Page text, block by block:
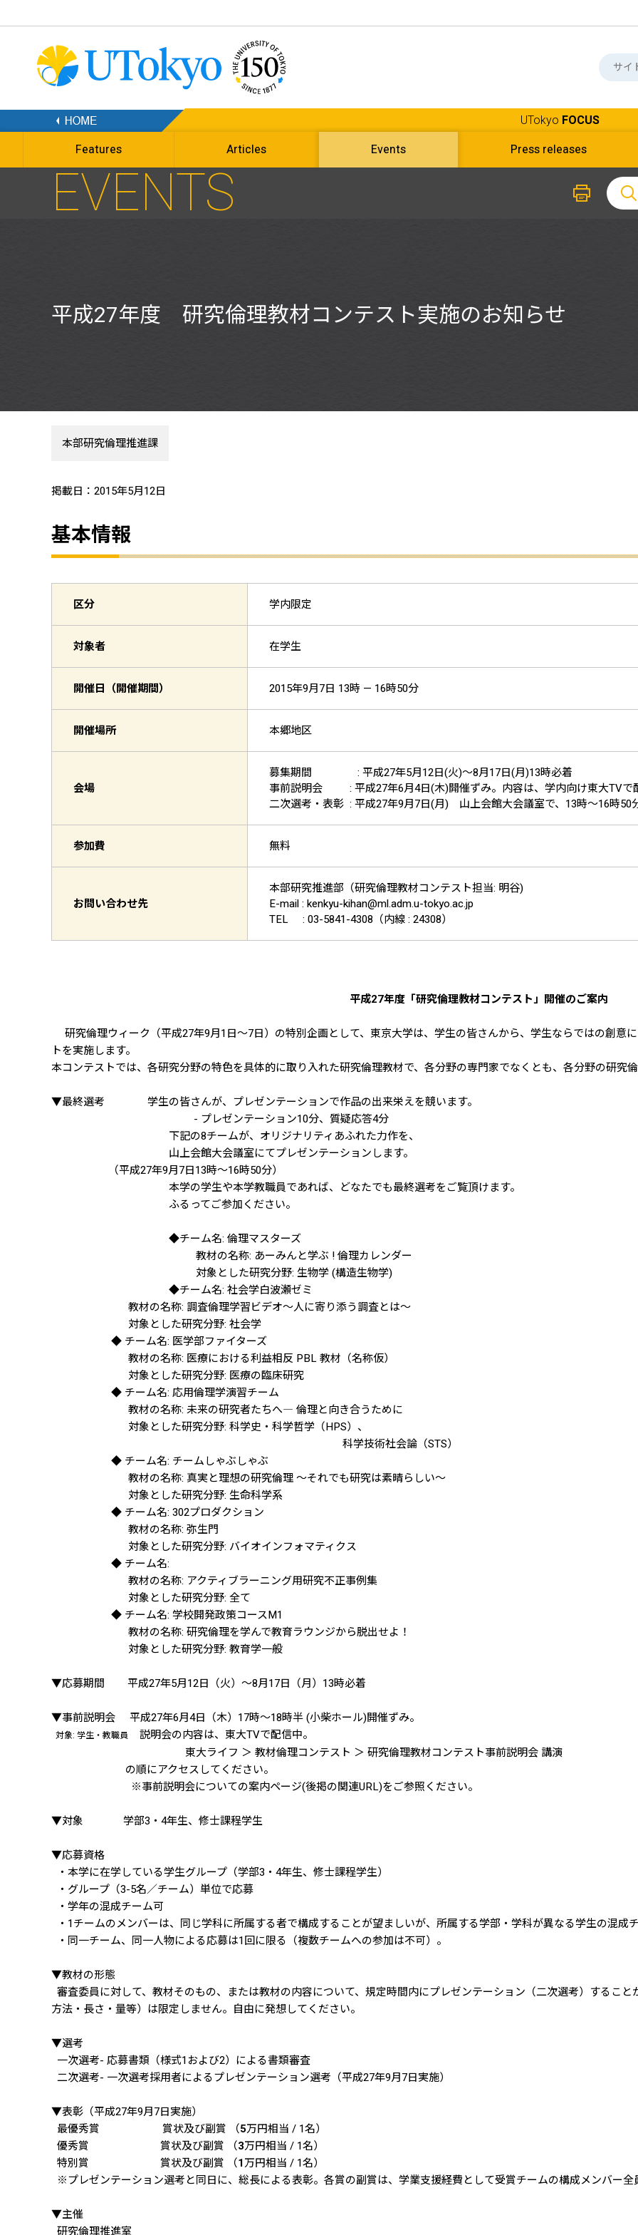
UTokyo FOCUS
Features Articles Events Press releases
EVENTS
平成27年度 研究倫理教材コンテスト実施のお知らせ
本部研究倫理推進課
掲載日：2015年5月12日
基本情報
区分 学内限定
対象者 在学生
開催日（開催期間） 2015年9月7日 13時 — 16時50分
開催場所 本郷地区
会場
募集期間 : 平成27年5月12日(火)～8月17日(月)13時必着
事前説明会 : 平成27年6月4日(木)開催ずみ。内容は、学内向け東大TVで
二次選考・表彰 : 平成27年9月7日(月) 山上会館大会議室で、13時～16時50
参加費 無料
お問い合わせ先
本部研究推進部（研究倫理教材コンテスト担当: 明谷)
E-mail : kenkyu-kihan@ml.adm.u-tokyo.ac.jp
TEL : 03-5841-4308（内線 : 24308）
平成27年度「研究倫理教材コンテスト」開催のご案内
研究倫理ウィーク（平成27年9月1日～7日）の特別企画として、東京大学は、学生の皆さんから、学生ならではの創意
トを実施します。
本コンテストでは、各研究分野の特色を具体的に取り入れた研究倫理教材で、各分野の専門家でなくとも、各分野の研究
▼最終選考 学生の皆さんが、プレゼンテーションで作品の出来栄えを競います。
- プレゼンテーション10分、質疑応答4分
下記の8チームが、オリジナリティあふれた力作を、
山上会館大会議室にてプレゼンテーションします。
（平成27年9月7日13時～16時50分）
本学の学生や本学教職員であれば、どなたでも最終選考をご覧頂けます。
ふるってご参加ください。
◆チーム名: 倫理マスターズ
教材の名称: あーみんと学ぶ ! 倫理カレンダー
対象とした研究分野: 生物学 (構造生物学)
◆チーム名: 社会学白波瀬ゼミ
教材の名称: 調査倫理学習ビデオ～人に寄り添う調査とは～
対象とした研究分野: 社会学
◆ チーム名: 医学部ファイターズ
教材の名称: 医療における利益相反 PBL 教材（名称仮）
対象とした研究分野: 医療の臨床研究
◆ チーム名: 応用倫理学演習チーム
教材の名称: 未来の研究者たちへ― 倫理と向き合うために
対象とした研究分野: 科学史・科学哲学（HPS）、
科学技術社会論（STS）
◆ チーム名: チームしゃぶしゃぶ
教材の名称: 真実と理想の研究倫理 ～それでも研究は素晴らしい～
対象とした研究分野: 生命科学系
◆ チーム名: 302プロダクション
教材の名称: 弥生門
対象とした研究分野: バイオインフォマティクス
◆ チーム名:
教材の名称: アクティブラーニング用研究不正事例集
対象とした研究分野: 全て
◆ チーム名: 学校開発政策コースM1
教材の名称: 研究倫理を学んで教育ラウンジから脱出せよ！
対象とした研究分野: 教育学一般
▼応募期間 平成27年5月12日（火）～8月17日（月）13時必着
▼事前説明会 平成27年6月4日（木）17時～18時半 (小柴ホール)開催ずみ。
対象: 学生・教職員
説明会の内容は、東大TVで配信中。
東大ライフ ＞ 教材倫理コンテスト ＞ 研究倫理教材コンテスト事前説明会 講演
の順にアクセスしてください。
※事前説明会についての案内ページ(後掲の関連URL)をご参照ください。
▼対象 学部3・4年生、修士課程学生
▼応募資格
・本学に在学している学生グループ（学部3・4年生、修士課程学生）
・グループ（3-5名／チーム）単位で応募
・学年の混成チーム可
・1チームのメンバーは、同じ学科に所属する者で構成することが望ましいが、所属する学部・学科が異なる学生の混成チ
・同一チーム、同一人物による応募は1回に限る（複数チームへの参加は不可）。
▼教材の形態
審査委員に対して、教材そのもの、または教材の内容について、規定時間内にプレゼンテーション（二次選考）するこ
方法・長さ・量等）は限定しません。自由に発想してください。
▼選考
一次選考- 応募書類（様式1および2）による書類審査
二次選考- 一次選考採用者によるプレゼンテーション選考（平成27年9月7日実施）
▼表彰（平成27年9月7日実施）
最優秀賞 賞状及び副賞 （5万円相当 / 1名）
優秀賞 賞状及び副賞 （3万円相当 / 1名）
特別賞 賞状及び副賞 （1万円相当 / 1名）
※プレゼンテーション選考と同日に、総長による表彰。各賞の副賞は、学業支援経費として受賞チームの構成メンバー全
▼主催
研究倫理推進室